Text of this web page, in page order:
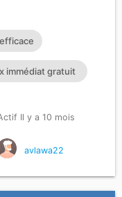
immédiat gratuit
Il y a 10 mois
avlawa22